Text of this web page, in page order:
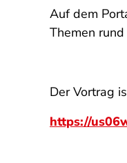
Auf dem
Themen
Der Vortrag
https://